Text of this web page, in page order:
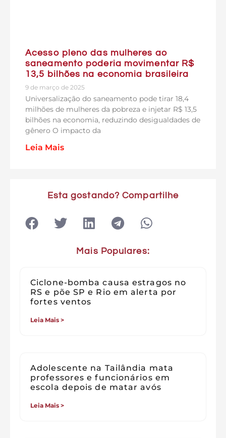
Acesso pleno das mulheres ao
saneamento poderia movimentar R$
13,5 bilhões na economia brasileira
9 de março de 2025
Universalização do saneamento pode tirar 18,4
milhões de mulheres da pobreza e injetar R$ 13,5
bilhões na economia, reduzindo desigualdades de
gênero O impacto da
Leia Mais
Esta gostando? Compartilhe
Mais Populares:
Ciclone-bomba causa estragos no
RS e põe SP e Rio em alerta por
fortes ventos
Leia Mais >
Adolescente na Tailândia mata
professores e funcionários em
escola depois de matar avós
Leia Mais >